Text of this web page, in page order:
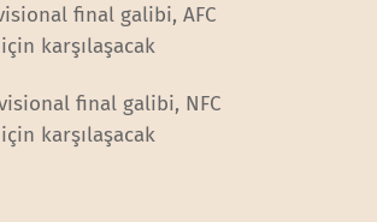
final galibi, AFC
karşılaşacak
final galibi, NFC
karşılaşacak